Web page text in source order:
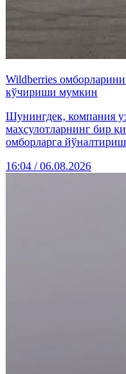
Wildberries
кўчириши мумкин
Шунингдек, компания
маҳсулотларнинг бир
омборларга
16:04 / 06.08.2026